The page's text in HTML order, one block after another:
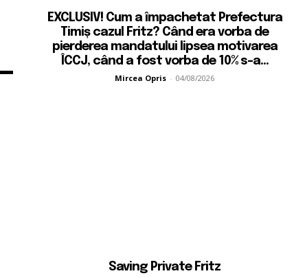
EXCLUSIV! Cum a împachetat Prefectura
Timiș cazul Fritz? Când era vorba de
pierderea mandatului lipsea motivarea
ÎCCJ, când a fost vorba de 10% s-a...
Mircea Opris - 04/08/2026
Saving Private Fritz